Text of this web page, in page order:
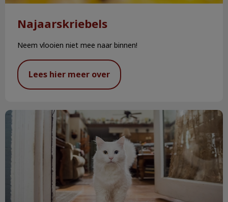
Najaarskriebels
Neem vlooien niet mee naar binnen!
Lees hier meer over
Chippen & registreren hond en kat